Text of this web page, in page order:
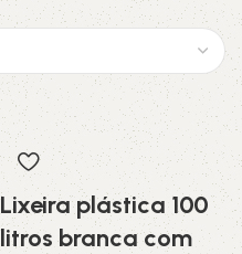
Lixeira plástica 100
litros branca com